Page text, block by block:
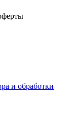
и обработки